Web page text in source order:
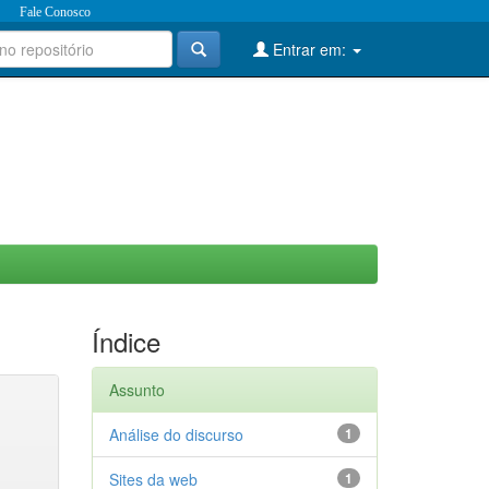
Fale Conosco
Entrar em:
Índice
Assunto
1
Análise do discurso
1
Sites da web